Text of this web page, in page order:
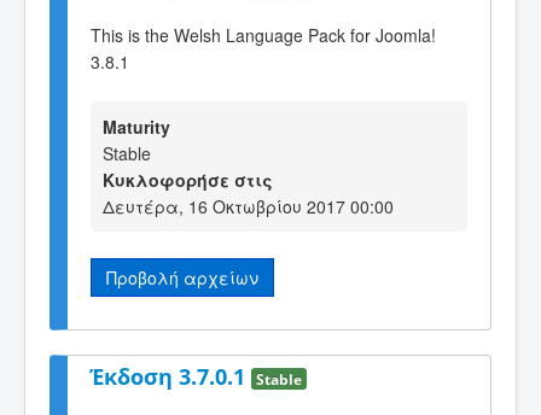
This is the Welsh Language Pack for Joomla!
3.8.1
Maturity
Stable
Κυκλοφορήσε στις
Δευτέρα, 16 Οκτωβρίου 2017 00:00
Προβολή αρχείων
Έκδοση 3.7.0.1 Stable